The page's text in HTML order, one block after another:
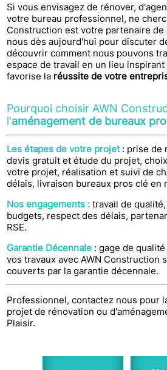
Si vous envisagez de rénover,
votre bureau professionnel, ne
Construction est votre partenaire
nous dès aujourd'hui pour discuter
découvrir comment nous pouvons
espace de travail en un lieu
favorise la réussite de votre
Pourquoi choisir AWN
l'aménagement de bureaux
Les étapes de votre projet: prise de
devis gratuit et étude du projet,
votre projet, réalisation et suivi de
délais, livraison bureaux pros clé en
Nos engagements :travail de
budgets, respect des délais,
RSE.
Garantie Décennale : gage de
vos travaux avec AWN Construction
couverts par la garantie décennale.
Professionnel, contactez nous pour
projet de rénovation ou
Plaisir.